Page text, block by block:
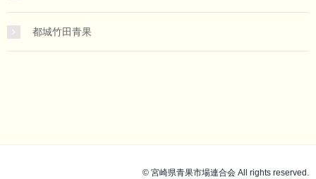
都城竹田青果
© 宮崎県青果市場連合会 All rights reserved.